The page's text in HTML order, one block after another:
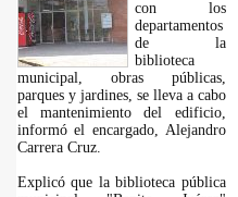
con los
departamentos
de la
biblioteca
municipal, obras públicas,
parques y jardines, se lleva a cabo
el mantenimiento del edificio,
informó el encargado, Alejandro
Carrera Cruz.
Explicó que la biblioteca pública